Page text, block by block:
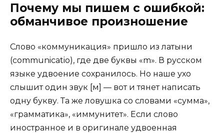
Почему мы пишем с ошибкой:
обманчивое произношение
Слово «коммуникация» пришло из латыни
(communicatio), где две буквы «m». В русском
языке удвоение сохранилось. Но наше ухо
слышит один звук [м] — вот и тянет написать
одну букву. Та же ловушка со словами «сумма»,
«грамматика», «иммунитет». Если слово
иностранное и в оригинале удвоенная